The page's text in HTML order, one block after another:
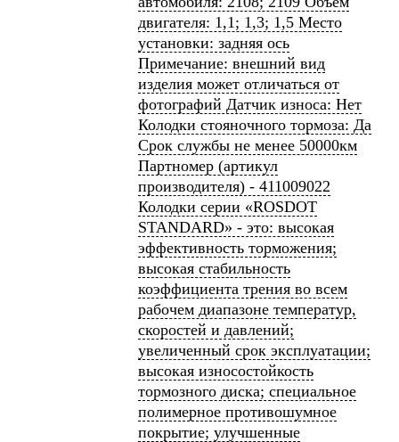
двигателя: 1,1; 1,3; 1,5 Место
установки: задняя ось
Примечание: внешний вид
изделия может отличаться от
фотографий Датчик износа: Нет
Колодки стояночного тормоза: Да
Срок службы не менее 50000км
Партномер (артикул
производителя) - 411009022
Колодки серии «ROSDOT
STANDARD» - это: высокая
эффективность торможения;
высокая стабильность
коэффициента трения во всем
рабочем диапазоне температур,
скоростей и давлений;
увеличенный срок эксплуатации;
высокая износостойкость
тормозного диска; специальное
полимерное противошумное
покрытие; улучшенные